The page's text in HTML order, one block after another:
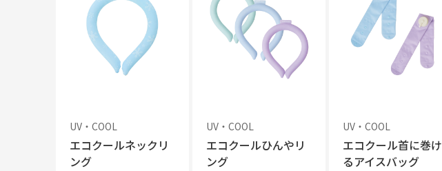
UV・COOL
エコクールネックリ
ング
UV・COOL
エコクールひんやリ
ング
UV・COOL
エコクール首に巻け
るアイスバッグ